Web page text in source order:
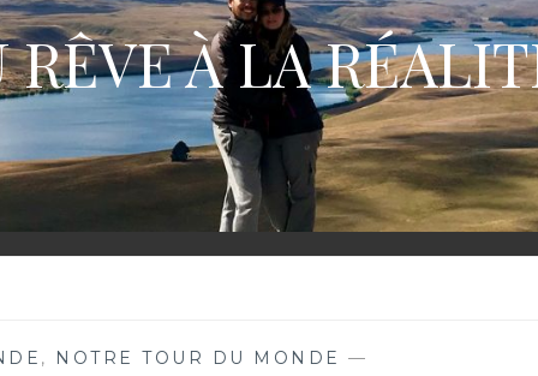
RÊVE À LA
, NOTRE TOUR DU MONDE —